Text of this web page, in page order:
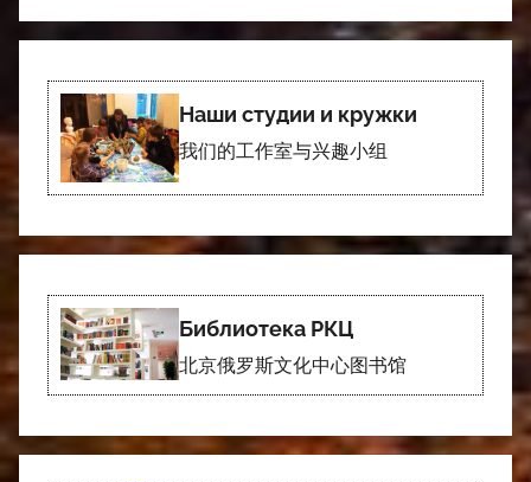
Наши студии и кружки
我们的工作室与兴趣小组
Библиотека РКЦ
北京俄罗斯文化中心图书馆